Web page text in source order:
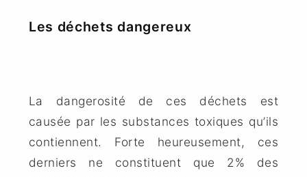
Les déchets dangereux
La dangerosité de ces déchets est
causée par les substances toxiques qu’ils
contiennent. Forte heureusement, ces
derniers ne constituent que 2% des